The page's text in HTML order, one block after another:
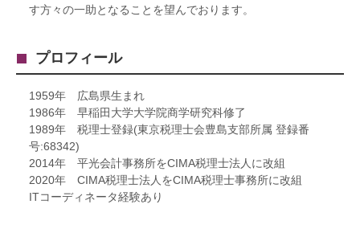
す方々の一助となることを望んでおります。
プロフィール
1959年 広島県生まれ
1986年 早稲田大学大学院商学研究科修了
1989年 税理士登録(東京税理士会豊島支部所属 登録番
号:68342)
2014年 平光会計事務所をCIMA税理士法人に改組
2020年 CIMA税理士法人をCIMA税理士事務所に改組
ITコーディネータ経験あり